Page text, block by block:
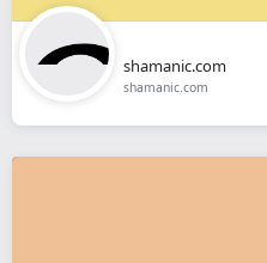
shamanic.com
shamanic.com